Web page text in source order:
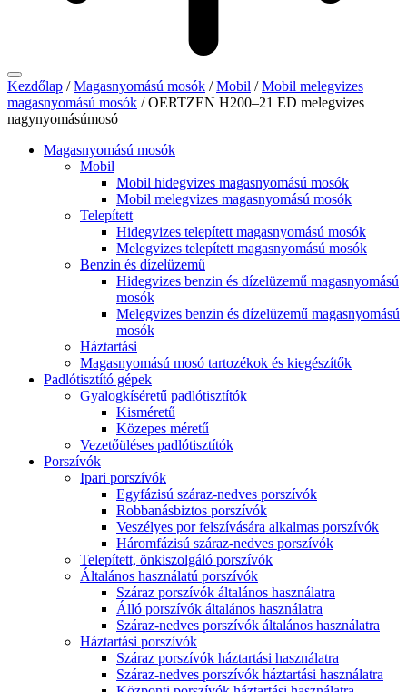
Kezdőlap /Magasnyomású mosók /Mobil /Mobil melegvizes
magasnyomású mosók / OERTZEN H200–21 ED melegvizes
nagynyomásúmosó
Magasnyomású mosók
Mobil
Mobil hidegvizes magasnyomású mosók
Mobil melegvizes magasnyomású mosók
Telepített
Hidegvizes telepített magasnyomású mosók
Melegvizes telepített magasnyomású mosók
Benzin és dízelüzemű
Hidegvizes benzin és dízelüzemű magasnyomású
mosók
Melegvizes benzin és dízelüzemű magasnyomású
mosók
Háztartási
Magasnyomású mosó tartozékok és kiegészítők
Padlótisztító gépek
Gyalogkíséretű padlótisztítók
Kisméretű
Közepes méretű
Vezetőüléses padlótisztítók
Porszívók
Ipari porszívók
Egyfázisú száraz-nedves porszívók
Robbanásbiztos porszívók
Veszélyes por felszívására alkalmas porszívók
Háromfázisú száraz-nedves porszívók
Telepített, önkiszolgáló porszívók
Általános használatú porszívók
Száraz porszívók általános használatra
Álló porszívók általános használatra
Száraz-nedves porszívók általános használatra
Háztartási porszívók
Száraz porszívók háztartási használatra
Száraz-nedves porszívók háztartási használatra